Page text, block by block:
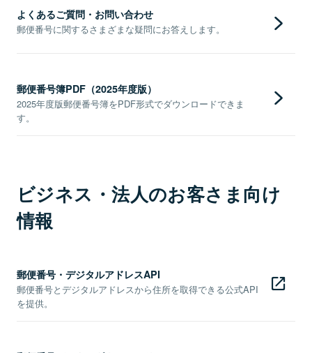
よくあるご質問・お問い合わせ
郵便番号に関するさまざまな疑問にお答えします。
郵便番号簿PDF（2025年度版）
2025年度版郵便番号簿をPDF形式でダウンロードできま
す。
ビジネス・法人のお客さま向け
情報
郵便番号・デジタルアドレスAPI
郵便番号とデジタルアドレスから住所を取得できる公式API
を提供。